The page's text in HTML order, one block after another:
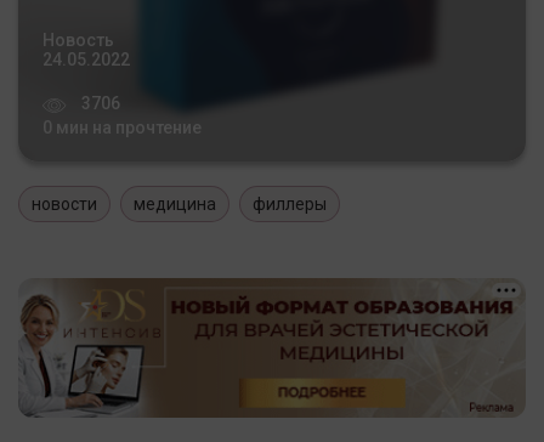
Новость
24.05.2022
3706
0 мин на прочтение
новости медицина филлеры